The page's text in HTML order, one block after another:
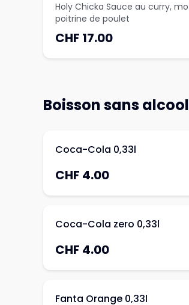
Holy Chicka Sauce au curry, mozzarella, ananas,
poitrine de poulet
CHF 17.00
Boisson sans alcool
Coca-Cola 0,33l
CHF 4.00
Coca-Cola zero 0,33l
CHF 4.00
Fanta Orange 0,33l